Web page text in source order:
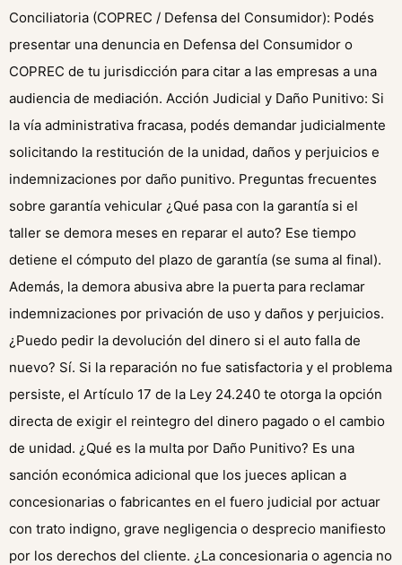
Conciliatoria (COPREC / Defensa del Consumidor): Podés
presentar una denuncia en Defensa del Consumidor o
COPREC de tu jurisdicción para citar a las empresas a una
audiencia de mediación. Acción Judicial y Daño Punitivo: Si
la vía administrativa fracasa, podés demandar judicialmente
solicitando la restitución de la unidad, daños y perjuicios e
indemnizaciones por daño punitivo. Preguntas frecuentes
sobre garantía vehicular ¿Qué pasa con la garantía si el
taller se demora meses en reparar el auto? Ese tiempo
detiene el cómputo del plazo de garantía (se suma al final).
Además, la demora abusiva abre la puerta para reclamar
indemnizaciones por privación de uso y daños y perjuicios.
¿Puedo pedir la devolución del dinero si el auto falla de
nuevo? Sí. Si la reparación no fue satisfactoria y el problema
persiste, el Artículo 17 de la Ley 24.240 te otorga la opción
directa de exigir el reintegro del dinero pagado o el cambio
de unidad. ¿Qué es la multa por Daño Punitivo? Es una
sanción económica adicional que los jueces aplican a
concesionarias o fabricantes en el fuero judicial por actuar
con trato indigno, grave negligencia o desprecio manifiesto
por los derechos del cliente. ¿La concesionaria o agencia no